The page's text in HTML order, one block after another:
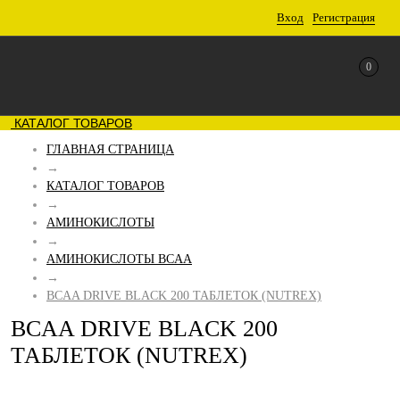
Вход Регистрация
0
КАТАЛОГ ТОВАРОВ
ГЛАВНАЯ СТРАНИЦА
→
КАТАЛОГ ТОВАРОВ
→
АМИНОКИСЛОТЫ
→
АМИНОКИСЛОТЫ BCAA
→
BCAA DRIVE BLACK 200 ТАБЛЕТОК (NUTREX)
BCAA DRIVE BLACK 200
ТАБЛЕТОК (NUTREX)